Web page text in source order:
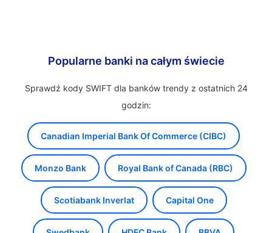
Popularne banki na całym świecie
Sprawdź kody SWIFT dla banków trendy z ostatnich 24
godzin:
Canadian Imperial Bank Of Commerce (CIBC)
Monzo Bank Royal Bank of Canada (RBC)
Scotiabank Inverlat Capital One